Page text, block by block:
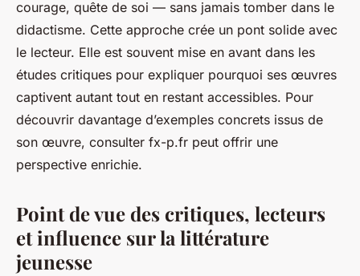
courage, quête de soi — sans jamais tomber dans le
didactisme. Cette approche crée un pont solide avec
le lecteur. Elle est souvent mise en avant dans les
études critiques pour expliquer pourquoi ses œuvres
captivent autant tout en restant accessibles. Pour
découvrir davantage d’exemples concrets issus de
son œuvre, consulter fx-p.fr peut offrir une
perspective enrichie.
Point de vue des critiques, lecteurs
et influence sur la littérature
jeunesse